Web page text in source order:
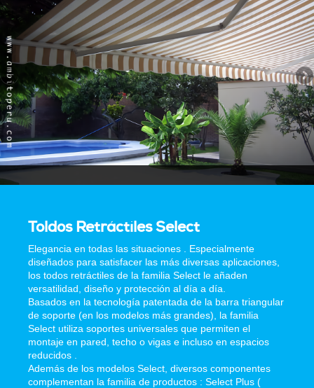
Toldos Retráctiles Select
Elegancia en todas las situaciones . Especialmente
diseñados para satisfacer las más diversas aplicaciones,
los todos retráctiles de la familia Select le añaden
versatilidad, diseño y protección al día a día.
Basados en la tecnología patentada de la barra triangular
de soporte (en los modelos más grandes), la familia
Select utiliza soportes universales que permiten el
montaje en pared, techo o vigas e incluso en espacios
reducidos .
Además de los modelos Select, diversos componentes
complementan la familia de productos : Select Plus (